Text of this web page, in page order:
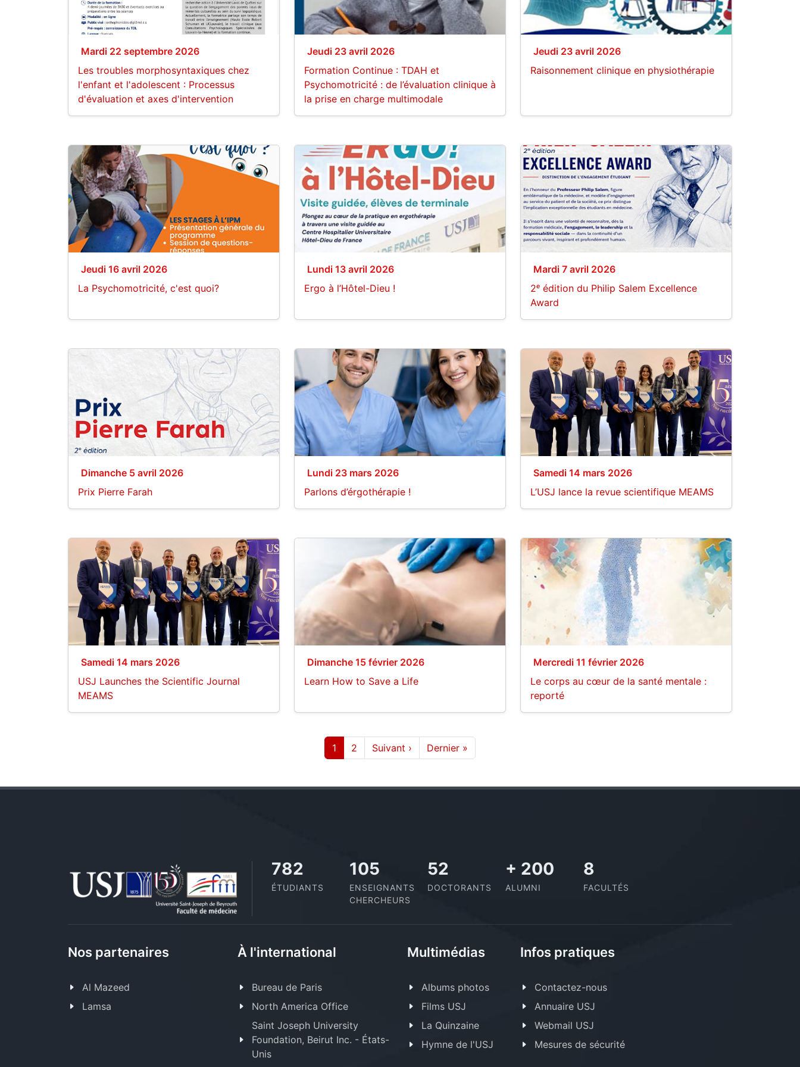
Mardi 22 septembre 2026
Les troubles morphosyntaxiques chez
l'enfant et l'adolescent : Processus
d'évaluation et axes d'intervention
Jeudi 23 avril 2026
Formation Continue : TDAH et
Psychomotricité : de l’évaluation clinique à
la prise en charge multimodale
Jeudi 23 avril 2026
Raisonnement clinique en physiothérapie
Jeudi 16 avril 2026
La Psychomotricité, c'est quoi?
Lundi 13 avril 2026
Ergo à l’Hôtel-Dieu !
Mardi 7 avril 2026
2ᵉ édition du Philip Salem Excellence
Award
Dimanche 5 avril 2026
Prix Pierre Farah
Lundi 23 mars 2026
Parlons d’érgothérapie !
Samedi 14 mars 2026
L’USJ lance la revue scientifique MEAMS
Samedi 14 mars 2026
USJ Launches the Scientific Journal
MEAMS
Dimanche 15 février 2026
Learn How to Save a Life
Mercredi 11 février 2026
Le corps au cœur de la santé mentale :
reporté
Page
1 Page
2 Page suivante
Suivant › Dernière page
Dernier »
900
ÉTUDIANTS
121
ENSEIGNANTS
CHERCHEURS
60
DOCTORANTS
+ 200
ALUMNI
8
FACULTÉS
Nos partenaires
Al Mazeed
Lamsa
À l'international
Bureau de Paris
North America Office
Saint Joseph University
Foundation, Beirut Inc. - États-
Unis
Multimédias
Albums photos
Films USJ
La Quinzaine
Hymne de l'USJ
Infos pratiques
Contactez-nous
Annuaire USJ
Webmail USJ
Mesures de sécurité